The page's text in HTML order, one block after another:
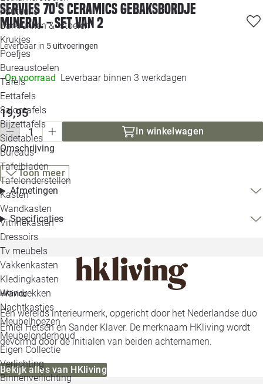
Fauteuils
Barkrukken & -stoelen
Krukjes
Poefjes
Bureaustoelen
Tafels
Eettafels
Salontafels
Bijzettafels
Sidetables
Bureaus
Tafelbladen
Tafelonderstellen
Kasten
Wandkasten
Vitrinekasten
Dressoirs
Tv meubels
Vakkenkasten
Kledingkasten
Wandrekken
Nachtkastjes
Meubelhoezen
Meubelonderhoud
Eigen Collectie
Verlichting
Binnenverlichting
Servies 70's ceramics gebaksbordje
mineral - set van 2
Leverbaar in 5 uitvoeringen
Op voorraad Leverbaar binnen 3 werkdagen
19,95
In winkelwagen
Omschrijving
Toon meer
Afmetingen
Specificaties
HKliving
Een werelds interieurmerk, opgericht door het Nederlandse duo
Emiel Hetsen en Sander Klaver. De merknaam HKliving wordt
gevormd door de initialen van beiden achternamen.
Bekijk alles van HKliving